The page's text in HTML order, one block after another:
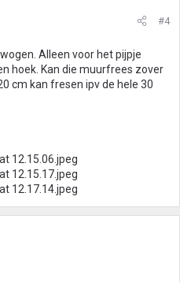
#4
Alleen voor het pijpje
hoek. Kan die muurfrees zover
cm kan fresen ipv de hele 30